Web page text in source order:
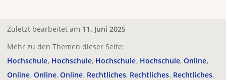
Zuletzt bearbeitet am 11. Juni 2025
Mehr zu den Themen dieser Seite:
Hochschule Hochschule Hochschule Hochschule Online
Online Online Online Rechtliches Rechtliches Rechtliches